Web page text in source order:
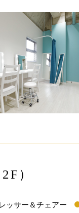
）
ッサー＆チェアー